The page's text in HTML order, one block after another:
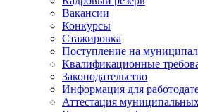
Вакансии
Конкурсы
Стажировка
Поступление на
Квалификационные
Законодательство
Информация для
Аттестация